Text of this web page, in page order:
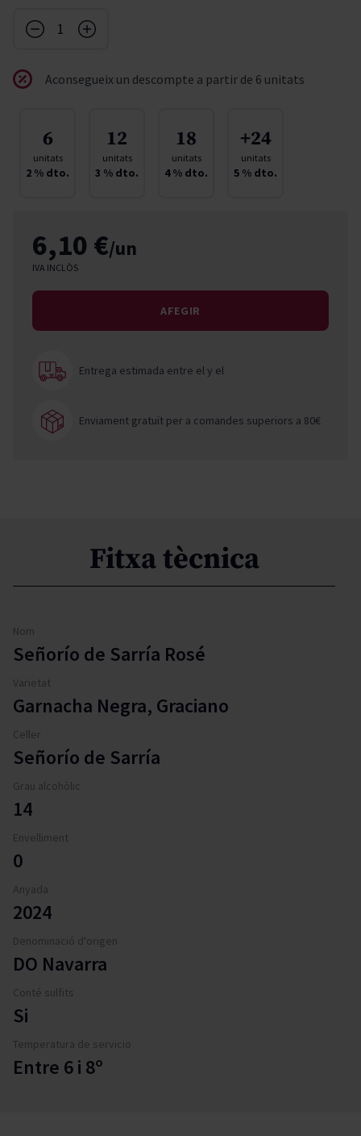
Aconsegueix un descompte a partir de 6 unitats
6
unitats
2 % dto.
12
unitats
3 % dto.
18
unitats
4% dto.
+24
unitats
5 % dto.
6,10 €/un
IVA INCLÒS
AFEGIR
Entrega estimada entre ely el
Enviament gratuït per a comandes superiors a 80€
Fitxa tècnica
Nom
Señorío de Sarría Rosé
Varietat
Garnacha Negra, Graciano
Celler
Señorío de Sarría
Grau alcohòlic
14
Envelliment
0
Anyada
2024
Denominació d'origen
DO Navarra
Conté sulfits
Si
Temperatura de servicio
Entre 6 i 8º